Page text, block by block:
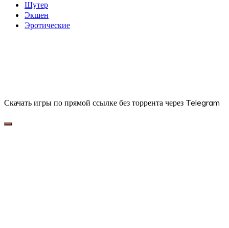
Шутер
Экшен
Эротические
Скачать игры по прямой ссылке без торрента через Telegram